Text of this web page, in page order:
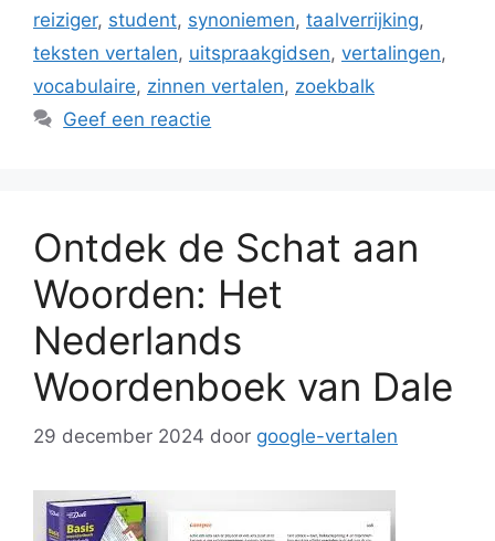
reiziger, student, synoniemen, taalverrijking,
teksten vertalen, uitspraakgidsen, vertalingen,
vocabulaire, zinnen vertalen, zoekbalk
Geef een reactie
Ontdek de Schat aan
Woorden: Het
Nederlands
Woordenboek van Dale
29 december 2024 door google-vertalen